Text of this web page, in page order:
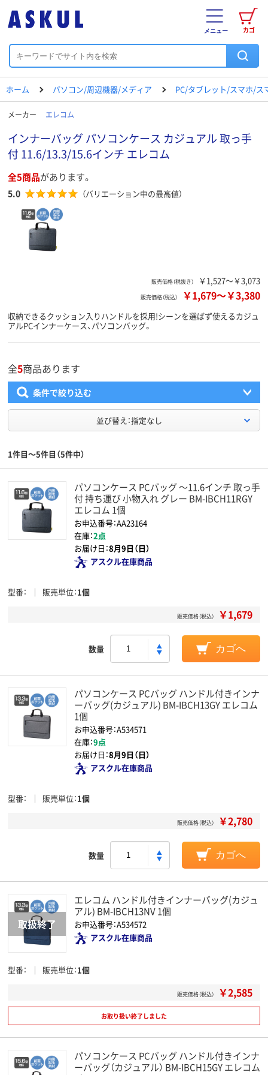
カゴ
メニュー
ホーム パソコン/周辺機器/メディア PC/タブレット/スマホ/ス
メーカー エレコム
インナーバッグ パソコンケース カジュアル 取っ手
付 11.6/13.3/15.6インチ エレコム
全5商品があります。
5.0 （バリエーション中の最高値）
販売価格（税抜き） ￥1,527～￥3,073
販売価格（税込） ￥1,679～￥3,380
収納できるクッション入りハンドルを採用!シーンを選ばず使えるカジュ
アルPCインナーケース、パソコンバッグ。
全5商品あります
条件で絞り込む
並び替え：指定なし
1件目～5件目（5件中）
パソコンケース PCバッグ ～11.6インチ 取っ手
付 持ち運び 小物入れ グレー BM-IBCH11RGY
エレコム 1個
お申込番号：AA23164
在庫：2点
お届け日：8月9日（日）
アスクル在庫商品
型番 販売単位 1個
販売価格（税込） ￥1,679
数量 カゴへ
パソコンケース PCバッグ ハンドル付きインナ
ーバッグ(カジュアル) BM-IBCH13GY エレコム
1個
お申込番号：A534571
在庫：9点
お届け日：8月9日（日）
アスクル在庫商品
型番 販売単位 1個
販売価格（税込） ￥2,780
数量 カゴへ
エレコム ハンドル付きインナーバッグ(カジュ
アル) BM-IBCH13NV 1個
お申込番号：A534572
アスクル在庫商品
型番 販売単位 1個
販売価格（税込） ￥2,585
お取り扱い終了しました
パソコンケース PCバッグ ハンドル付きインナ
ーバッグ（カジュアル） BM-IBCH15GY エレコム